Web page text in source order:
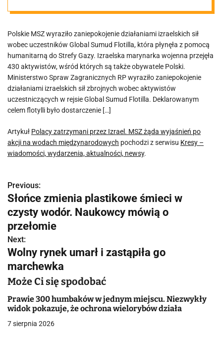
wyjaśnień po
akcji na wodach
międzynarodo
wych
Polskie MSZ wyraziło zaniepokojenie działaniami izraelskich sił
wobec uczestników Global Sumud Flotilla, która płynęła z pomocą
humanitarną do Strefy Gazy. Izraelska marynarka wojenna przejęła
430 aktywistów, wśród których są także obywatele Polski.
Ministerstwo Spraw Zagranicznych RP wyraziło zaniepokojenie
działaniami izraelskich sił zbrojnych wobec aktywistów
uczestniczących w rejsie Global Sumud Flotilla. Deklarowanym
celem flotylli było dostarczenie […]
Artykuł Polacy zatrzymani przez Izrael. MSZ żąda wyjaśnień po
akcji na wodach międzynarodowych pochodzi z serwisu Kresy –
wiadomości, wydarzenia, aktualności, newsy.
N
a
w
i
g
a
c
j
Previous:
Słońce zmienia plastikowe śmieci w
czysty wodór. Naukowcy mówią o
przełomie
Next:
Wolny rynek umarł i zastąpiła go
marchewka
Może Ci się spodobać
Prawie 300 humbaków w jednym miejscu. Niezwykły
widok pokazuje, że ochrona wielorybów działa
7 sierpnia 2026